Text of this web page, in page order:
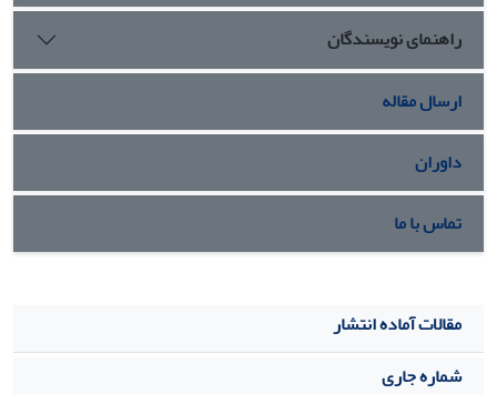
راهنمای نویسندگان
ارسال مقاله
داوران
تماس با ما
مقالات آماده انتشار
شماره جاری